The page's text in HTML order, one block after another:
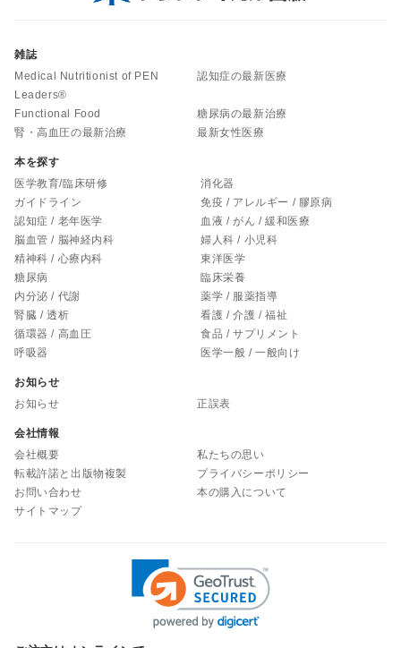
雑誌
Medical Nutritionist of PEN
Leaders®
認知症の最新医療
Functional Food
糖尿病の最新治療
腎・高血圧の最新治療
最新女性医療
本を探す
医学教育/臨床研修
ガイドライン
認知症 / 老年医学
脳血管 / 脳神経内科
精神科 / 心療内科
糖尿病
内分泌 / 代謝
腎臓 / 透析
循環器 / 高血圧
呼吸器
消化器
免疫 / アレルギー / 膠原病
血液 / がん / 緩和医療
婦人科 / 小児科
東洋医学
臨床栄養
薬学 / 服薬指導
看護 / 介護 / 福祉
食品 / サプリメント
医学一般 / 一般向け
お知らせ
お知らせ
正誤表
会社情報
会社概要
私たちの思い
転載許諾と出版物複製
プライバシーポリシー
お問い合わせ
本の購入について
サイトマップ